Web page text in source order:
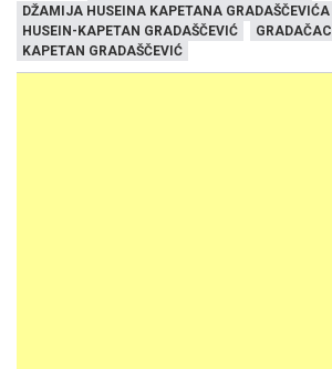
DŽAMIJA HUSEINA KAPETANA GRADAŠČEVIĆA
HUSEIN-KAPETAN GRADAŠČEVIĆ
GRADAČAC
KAPETAN GRADAŠČEVIĆ